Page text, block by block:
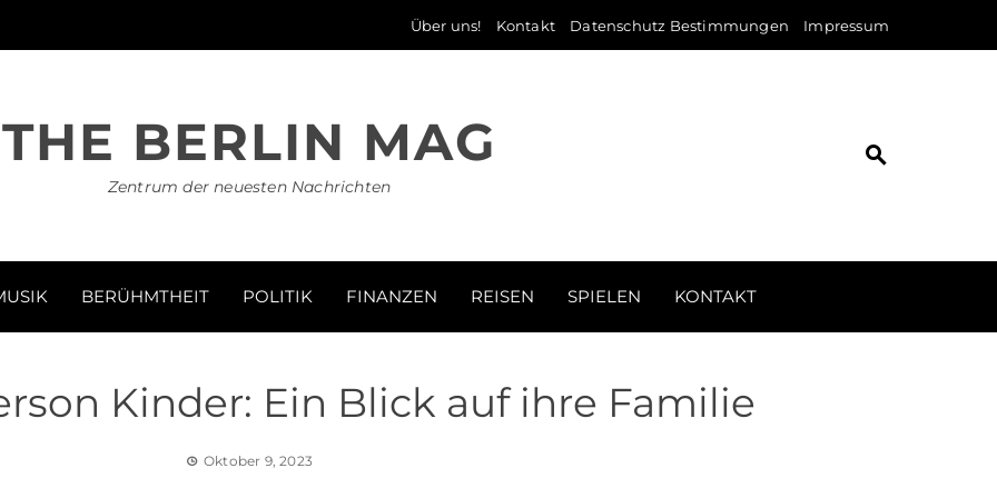
Über uns! Kontakt Datenschutz Bestimmungen Impressum
THE BERLIN MAG
Zentrum der neuesten Nachrichten
BERÜHMTHEIT POLITIK FINANZEN REISEN SPIELEN KONTAKT
Kinder: Ein Blick auf ihre Familie
Oktober 9, 2023